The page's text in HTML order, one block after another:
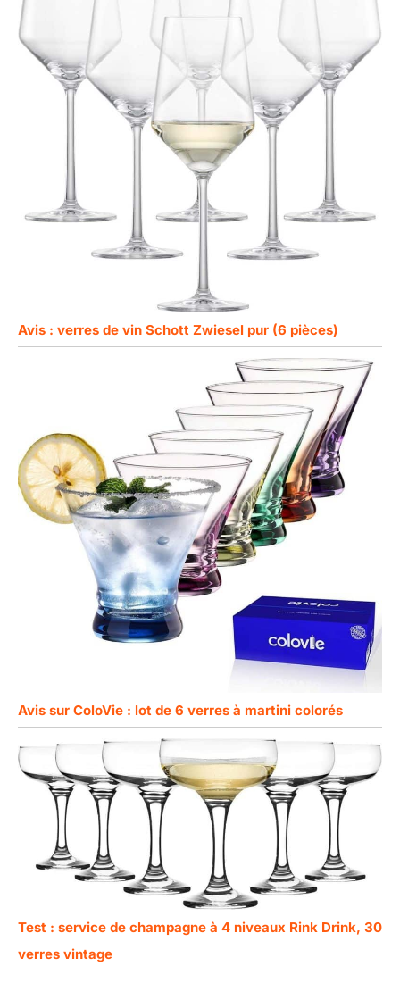
Avis : verres de vin Schott Zwiesel pur (6 pièces)
Avis sur ColoVie : lot de 6 verres à martini colorés
Test : service de champagne à 4 niveaux Rink Drink, 30
verres vintage